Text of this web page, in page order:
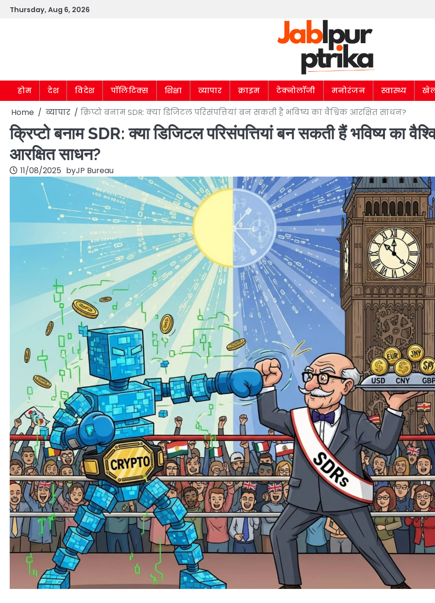
SkipThursday, Aug 6, 2026
होम देश विदेश पॉलिटिक्स शिक्षा व्यापार क्राइम टेक्नोलॉजी मनोरंजन स्वास्थ्य
Home व्यापार क्रिप्टो बनाम SDR: क्या डिजिटल परिसंपत्तियां बन सकती हैं भविष्य का वैश्विक आरक्षित साधन?
क्रिप्टो बनाम SDR: क्या डिजिटल परिसंपत्तियां बन सकती हैं भविष्य का
आरक्षित साधन?
11/08/2025 byJP Bureau